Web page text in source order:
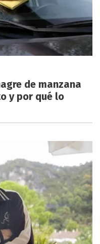
de manzana
y por qué lo